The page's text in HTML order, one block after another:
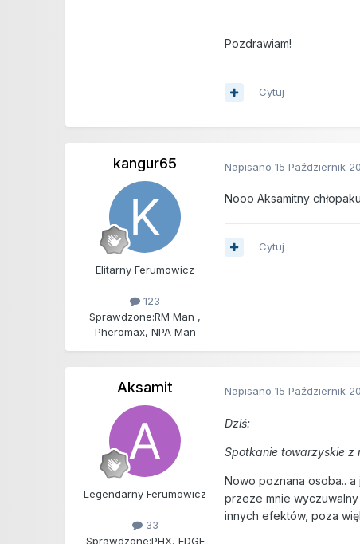
Pozdrawiam!
Cytuj
kangur65
Elitarny Ferumowicz
123
Sprawdzone:RM Man ,
Pheromax, NPA Man
Napisano15 Październik
Nooo Aksamitny
Cytuj
Aksamit
Legendarny Ferumowicz
33
Sprawdzone:PHX, EDGE
Napisano15 Październik
Dziś:
Spotkanie towarzyskie z
Nowo poznana osoba.. a
przeze mnie wyczuwalny
innych efektów, poza